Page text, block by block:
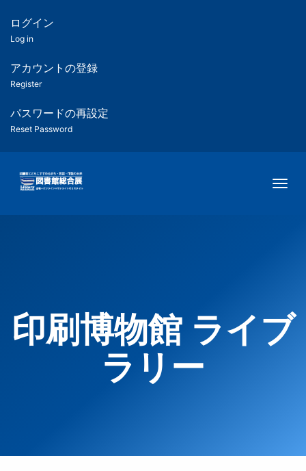
ツ
匿
名
ユ
ー
ー
用
メ
ー
ログイン
Log in
アカウントの登録
Register
パスワードの再設定
Reset Password
印刷博物館 ライブ
ラリー